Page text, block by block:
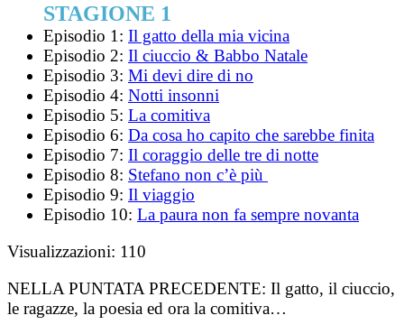
STAGIONE 1
Episodio 1: Il gatto della mia vicina
Episodio 2: Il ciuccio & Babbo Natale
Episodio 3: Mi devi dire di no
Episodio 4: Notti insonni
Episodio 5: La comitiva
Episodio 6: Da cosa ho capito che sarebbe finita
Episodio 7: Il coraggio delle tre di notte
Episodio 8: Stefano non c’è più
Episodio 9: Il viaggio
Episodio 10: La paura non fa sempre novanta
Visualizzazioni: 110
NELLA PUNTATA PRECEDENTE: Il gatto, il ciuccio,
le ragazze, la poesia ed ora la comitiva…